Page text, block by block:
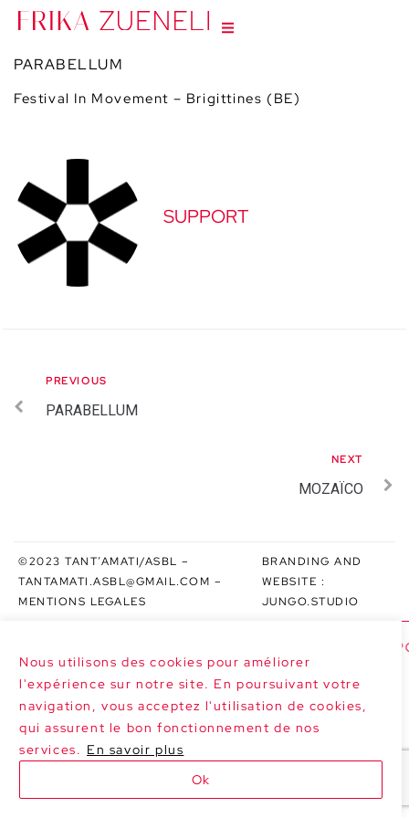
Nous utilisons des cookies pour améliorer
l'expérience sur notre site. En poursuivant votre
navigation, vous acceptez l'utilisation de cookies,
qui assurent le bon fonctionnement de nos
services. En savoir plus
Ok
PARABELLUM
Festival In Movement – Brigittines (BE)
SUPPORT
PREVIOUS
PARABELLUM
NEXT
MOZAÏCO
©2023 TANT’AMATI/ASBL –
TANTAMATI.ASBL@GMAIL.COM –
MENTIONS LEGALES
BRANDING AND
WEBSITE :
JUNGO.STUDIO
>>> NEXT DATES : LE MARGHERITE AT